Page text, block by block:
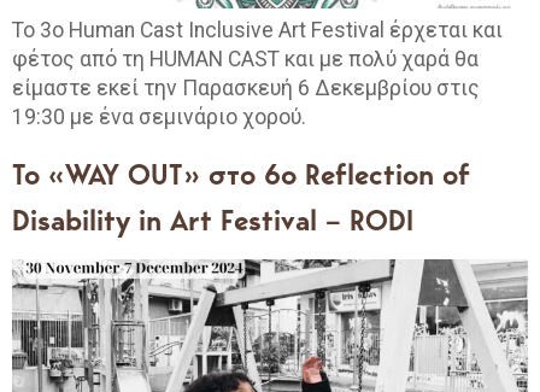
Το 3ο Human Cast Inclusive Art Festival έρχεται και
φέτος από τη HUMAN CAST και με πολύ χαρά θα
είμαστε εκεί την Παρασκευή 6 Δεκεμβρίου στις
19:30 με ένα σεμινάριο χορού.
Το «WAY OUT» στο 6ο Reflection of
Disability in Art Festival – RODI